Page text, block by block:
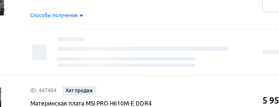
Способы получения
ID: 447404 Хит продаж
Материнская плата MSI PRO H610M-E DDR4 5